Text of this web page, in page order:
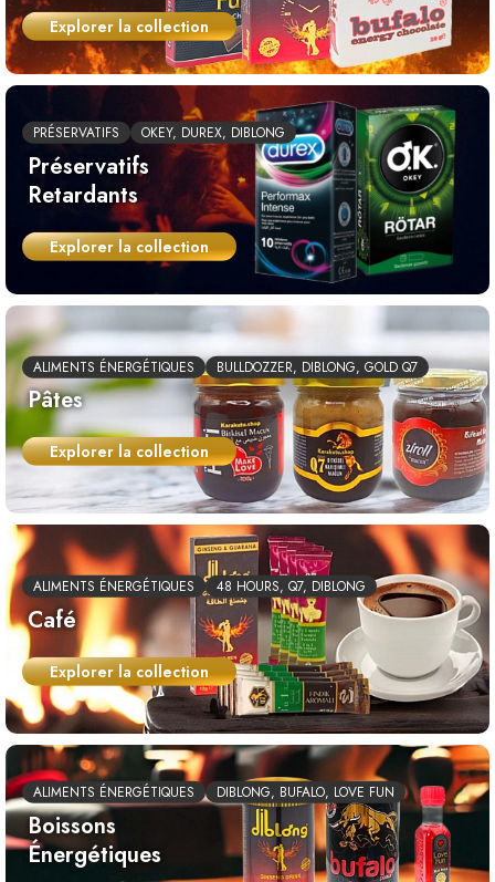
Explorer la collection
PRÉSERVATIFS OKEY, DUREX, DIBLONG
Préservatifs
Retardants
Explorer la collection
ALIMENTS ÉNERGÉTIQUES BULLDOZZER, DIBLONG, GOLD Q7
Pâtes
Explorer la collection
ALIMENTS ÉNERGÉTIQUES 48 HOURS, Q7, DIBLONG
Café
Explorer la collection
ALIMENTS ÉNERGÉTIQUES DIBLONG, BUFALO, LOVE FUN
Boissons
Énergétiques